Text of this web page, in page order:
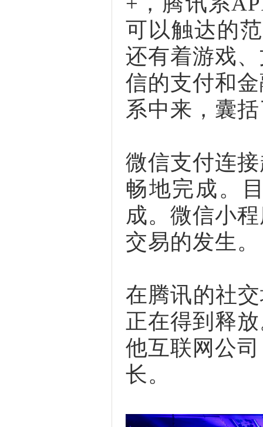
可以触达的
还有着游戏
信的支付和
系中来，囊
微信支付连
畅地完成。
成。微信小
交易的发生。
在腾讯的社
正在得到释
他互联网公
长。